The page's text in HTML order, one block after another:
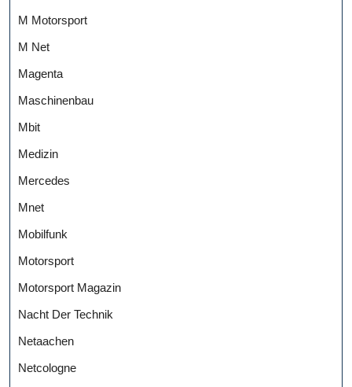
M Motorsport
M Net
Magenta
Maschinenbau
Mbit
Medizin
Mercedes
Mnet
Mobilfunk
Motorsport
Motorsport Magazin
Nacht Der Technik
Netaachen
Netcologne